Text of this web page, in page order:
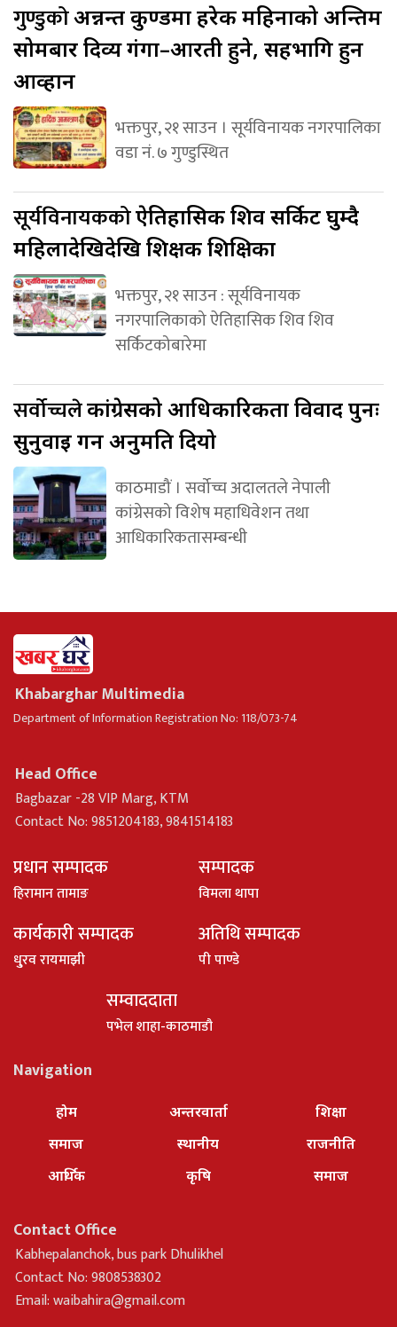
गुण्डुकोअन्नन्त कुण्डमा हरेक महिनाको अन्तिम
सोमबार दिव्य गंगा–आरती हुने, सहभागि हुन
आव्हान
भक्तपुर, २१ साउन । सूर्यविनायक नगरपालिका
वडा नं. ७ गुण्डुस्थित
सूर्यविनायककोऐतिहासिक शिव सर्किट घुम्दै
महिलादेखिदेखि शिक्षक शिक्षिका
भक्तपुर, २१ साउन : सूर्यविनायक
नगरपालिकाको ऐतिहासिक शिव शिव
सर्किटकोबारेमा
सर्वोच्चलेकांग्रेसको आधिकारिकता विवाद पुनः
सुनुवाइ गर्न अनुमति दियो
काठमाडौं । सर्वोच्च अदालतले नेपाली
कांग्रेसको विशेष महाधिवेशन तथा
आधिकारिकतासम्बन्धी
Khabarghar Multimedia
Department of Information Registration No: 118/073-74
Head Office
Bagbazar -28 VIP Marg, KTM
Contact No: 9851204183, 9841514183
प्रधान सम्पादक
हिरामान तामाङ
सम्पादक
विमला थापा
कार्यकारी सम्पादक
धु्रव रायमाझी
अतिथि सम्पादक
पी पाण्डे
सम्वाददाता
पभेल शाहा-काठमाडौ
Navigation
होम
समाज
आर्थिक
अन्तरवार्ता
स्थानीय
कृषि
शिक्षा
राजनीति
समाज
Contact Office
Kabhepalanchok, bus park Dhulikhel
Contact No: 9808538302
Email:waibahira@gmail.com